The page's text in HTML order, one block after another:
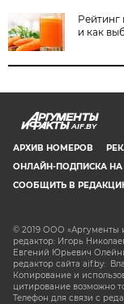
Рейтинг
и как
AIF.BY
АРХИВ НОМЕРОВ
ОНЛАЙН-ПОДПИСКА
СООБЩИТЬ В
© 2019 ООО «Аргументы
редактор: Игорь
Евгений Юрьевич
редактор сайта aif.by:
Копирование и
цитирование возможно
Телефон для связи с